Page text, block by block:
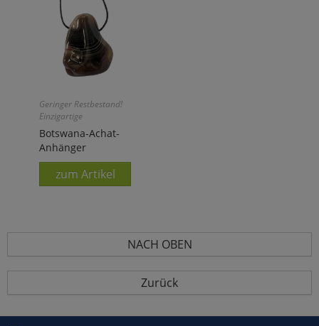
Geringer Restbestand!
Einzigartige
Farbstrukturen!
Botswana-Achat-
Anhänger
zum Artikel
NACH OBEN
Zurück